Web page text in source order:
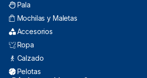
Pala
Mochilas y Maletas
Accesorios
Ropa
Calzado
Pelotas